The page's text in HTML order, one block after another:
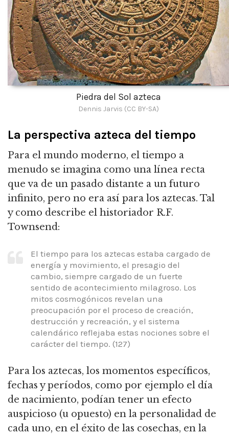
Piedra del Sol azteca
Dennis Jarvis (CC BY-SA)
La perspectiva azteca del tiempo
Para el mundo moderno, el tiempo a
menudo se imagina como una línea recta
que va de un pasado distante a un futuro
infinito, pero no era así para los aztecas. Tal
y como describe el historiador R.F.
Townsend:
El tiempo para los aztecas estaba cargado de
energía y movimiento, el presagio del
cambio, siempre cargado de un fuerte
sentido de acontecimiento milagroso. Los
mitos cosmogónicos revelan una
preocupación por el proceso de creación,
destrucción y recreación, y el sistema
calendárico reflejaba estas nociones sobre el
carácter del tiempo. (127)
Para los aztecas, los momentos específicos,
fechas y períodos, como por ejemplo el día
de nacimiento, podían tener un efecto
auspicioso (u opuesto) en la personalidad de
cada uno, en el éxito de las cosechas, en la